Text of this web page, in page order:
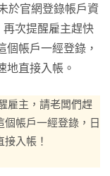
於官網登錄帳戶資
次提醒雇主趕快
個帳戶一經登錄，
地直接入帳。
雇主，請老闆們趕
帳戶一經登錄，日
入帳！